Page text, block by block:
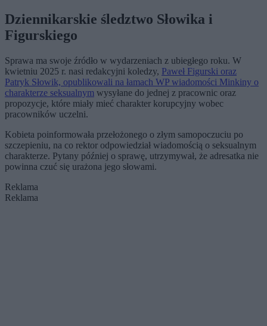
Dziennikarskie śledztwo Słowika i
Figurskiego
Sprawa ma swoje źródło w wydarzeniach z ubiegłego roku. W
kwietniu 2025 r. nasi redakcyjni koledzy, Paweł Figurski oraz
Patryk Słowik, opublikowali na łamach WP wiadomości Minkiny o
charakterze seksualnym wysyłane do jednej z pracownic oraz
propozycje, które miały mieć charakter korupcyjny wobec
pracowników uczelni.
Kobieta poinformowała przełożonego o złym samopoczuciu po
szczepieniu, na co rektor odpowiedział wiadomością o seksualnym
charakterze. Pytany później o sprawę, utrzymywał, że adresatka nie
powinna czuć się urażona jego słowami.
Reklama
Reklama